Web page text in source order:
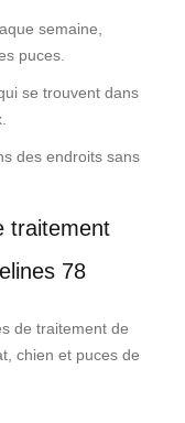
semaine,
puces.
se trouvent dans
des endroits sans
traitement
78
de traitement de
chien et puces de